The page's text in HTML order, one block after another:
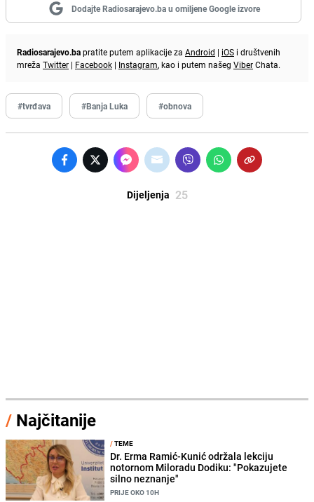
Dodajte Radiosarajevo.ba u omiljene Google izvore
Radiosarajevo.bapratite putem aplikacije za Android | iOS i društvenih
mreža Twitter | Facebook | Instagram, kao i putem našeg ViberChata.
#tvrđava #Banja Luka #obnova
Dijeljenja 25
/ Najčitanije
/TEME
Dr. Erma Ramić-Kunić održala lekciju
notornom Miloradu Dodiku: "Pokazujete
silno neznanje"
PRIJE OKO 10H